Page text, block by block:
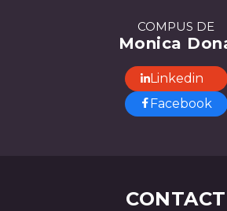
COMPUS DE
Monica
Linkedin
Facebook
CONTACT